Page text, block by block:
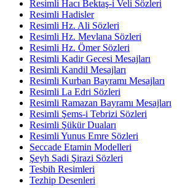
Resimli Hacı Bektaş-i Veli Sözleri
Resimli Hadisler
Resimli Hz. Ali Sözleri
Resimli Hz. Mevlana Sözleri
Resimli Hz. Ömer Sözleri
Resimli Kadir Gecesi Mesajları
Resimli Kandil Mesajları
Resimli Kurban Bayramı Mesajları
Resimli La Edri Sözleri
Resimli Ramazan Bayramı Mesajları
Resimli Şems-i Tebrizi Sözleri
Resimli Şükür Duaları
Resimli Yunus Emre Sözleri
Seccade Etamin Modelleri
Şeyh Sadi Şirazi Sözleri
Tesbih Resimleri
Tezhip Desenleri